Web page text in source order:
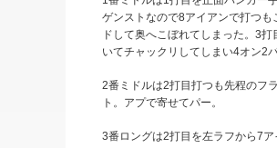
ゲンストなので8アイアンで打つ
ドして奥へこぼれてしまった。3
いてチャックリしてしまい4オン2
2番ミドルは2打目打つも先程のフ
ト。アプで寄せてパー。
3番ロングは2打目を左ラフから7